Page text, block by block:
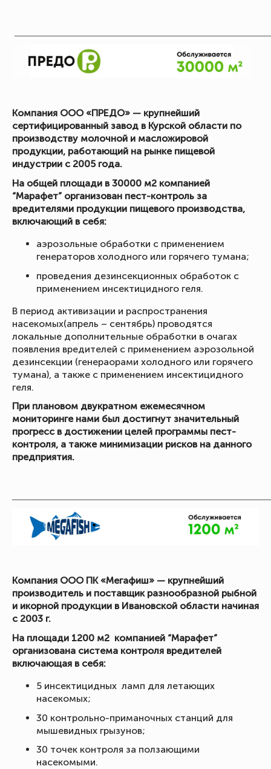
Компания ООО «ПРЕДО» — крупнейший
сертифицированный завод в Курской области по
производству молочной и масложировой
продукции, работающий на рынке пищевой
индустрии с 2005 года.
На общей площади в 30000 м2 компанией
“Марафет” организован пест-контроль за
вредителями продукции пищевого производства,
включающий в себя:
аэрозольные обработки с применением
генераторов холодного или горячего тумана;
проведения дезинсекционных обработок с
применением инсектицидного геля.
В период активизации и распространения
насекомых(апрель – сентябрь) проводятся
локальные дополнительные обработки в очагах
появления вредителей с применением аэрозольной
дезинсекции (генераорами холодного или горячего
тумана), а также с применением инсектицидного
геля.
При плановом двукратном ежемесячном
мониторинге нами был достигнут значительный
прогресс в достижении целей программы пест-
контроля, а также минимизации рисков на данного
предприятия.
Компания ООО ПК «Мегафиш» — крупнейший
производитель и поставщик разнообразной рыбной
и икорной продукции в Ивановской области начиная
с 2003 г.
На площади 1200 м2 компанией “Марафет”
организована система контроля вредителей
включающая в себя:
5 инсектицидных ламп для летающих
насекомых;
30 контрольно-приманочных станций для
мышевидных грызунов;
30 точек контроля за ползающими
насекомыми.